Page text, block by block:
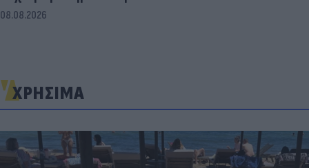
08.08.2026
ΧΡΗΣΙΜΑ